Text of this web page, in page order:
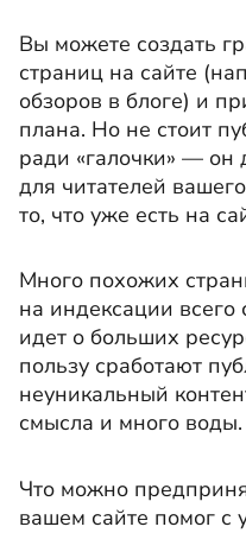
Вы можете создать
страниц на сайте
обзоров в блоге) и
плана. Но не стоит
ради «галочки» — он
для читателей
то, что уже есть на
Много похожих
на индексации всего
идет о больших
пользу сработают
неуникальный
смысла и много воды.
Что можно
вашем сайте помог с